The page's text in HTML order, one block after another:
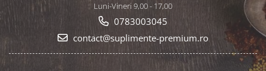
Luni-Vineri 9,00 - 17,00
0783003045
contact@suplimente-premium.ro